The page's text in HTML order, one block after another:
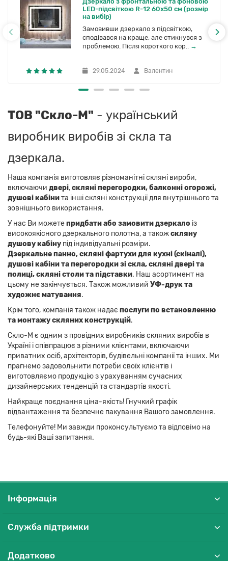
LED-підсвіткою R-12 60x50 см (розмір
на вибір)
Замовивши дзеркало з підсвіткою,
сподівався на краще, але стикнувся з
проблемою. Після короткого кор..
→
29.05.2024 Валентин
ТОВ "Скло-М" - український
виробник виробів зі скла та
дзеркала.
Наша компанія виготовляє різноманітні скляні вироби,
включаючи двері,скляні перегородки, балконні огорожі,
душові кабінита інші скляні конструкції для внутрішнього та
зовнішнього використання.
У нас Ви можетепридбати або замовити дзеркало із
високоякісного дзеркального полотна, а такожскляну
душову кабіну під індивідуальні розміри.
Дзеркальне панно,скляні фартухи для кухні (скіналі),
душові кабіни та перегородки зі скла, скляні двері та
полиці, скляні столи та підставки. Наш асортимент на
цьому не закінчується. Також можливий УФ-друк та
художнє матування.
Крім того, компанія також надає послуги по встановленню
та монтажу скляних конструкцій.
Скло-М є одним з провідних виробників скляних виробів в
Україні і співпрацює з різними клієнтами, включаючи
приватних осіб, архітекторів, будівельні компанії та інших. Ми
прагнемо задовольнити потреби своїх клієнтів і
виготовляємо продукцію з урахуванням сучасних
дизайнерських тенденцій та стандартів якості.
Найкраще поєднання ціна-якість! Гнучкий графік
відвантаження та безпечне пакування Вашого замовлення.
Телефонуйте! Ми завжди проконсультуємо та відповімо на
будь-які Ваші запитання.
Інформація
Служба підтримки
Додатково